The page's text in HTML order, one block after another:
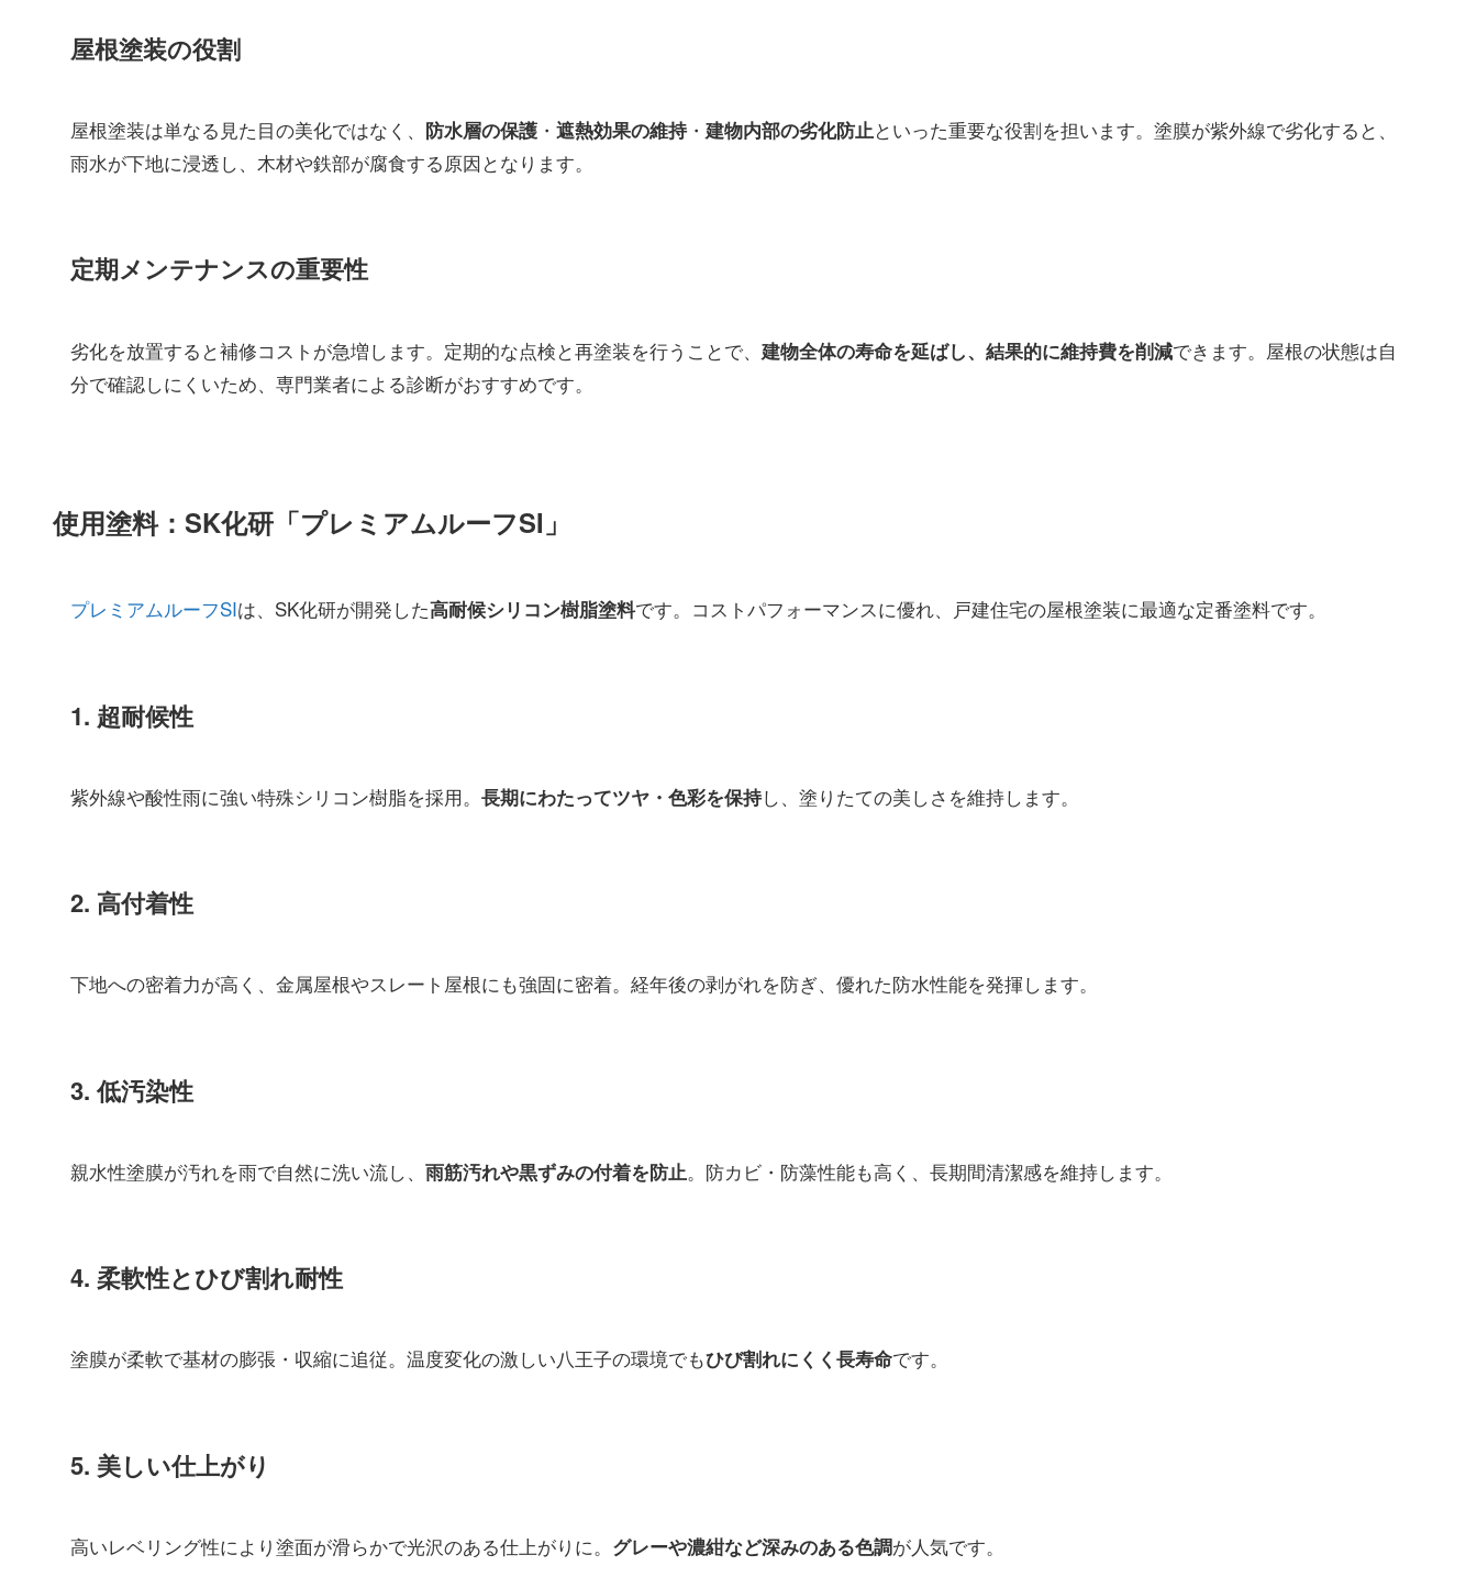
屋根塗装の役割
屋根塗装は単なる見た目の美化ではなく、 防水層の保護 ・ 遮熱効果の維持・ 建物内部の劣化防止といった重要な役割を担います。塗膜が紫外線で劣化すると、
雨水が下地に浸透し、木材や鉄部が腐食する原因となります。
定期メンテナンスの重要性
劣化を放置すると補修コストが急増します。定期的な点検と再塗装を行うことで、 建物全体の寿命を延ばし、結果的に維持費を削減できます。屋根の状態は自
分で確認しにくいため、専門業者による診断がおすすめです。
使用塗料：SK化研「プレミアムルーフSI」
プレミアムルーフSIは、SK化研が開発した高耐候シリコン樹脂塗料です。コストパフォーマンスに優れ、戸建住宅の屋根塗装に最適な定番塗料です。
1. 超耐候性
紫外線や酸性雨に強い特殊シリコン樹脂を採用。 長期にわたってツヤ・色彩を保持し、塗りたての美しさを維持します。
2. 高付着性
下地への密着力が高く、金属屋根やスレート屋根にも強固に密着。経年後の剥がれを防ぎ、優れた防水性能を発揮します。
3. 低汚染性
親水性塗膜が汚れを雨で自然に洗い流し、 雨筋汚れや黒ずみの付着を防止。防カビ・防藻性能も高く、長期間清潔感を維持します。
4. 柔軟性とひび割れ耐性
塗膜が柔軟で基材の膨張・収縮に追従。温度変化の激しい八王子の環境でもひび割れにくく長寿命です。
5. 美しい仕上がり
高いレベリング性により塗面が滑らかで光沢のある仕上がりに。 グレーや濃紺など深みのある色調が人気です。